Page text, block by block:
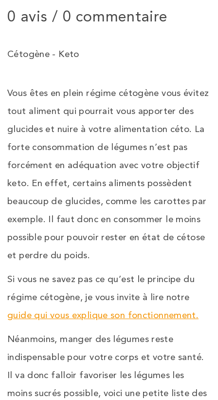
0 avis / 0 commentaire
Cétogène - Keto
Vous êtes en plein régime cétogène vous évitez
tout aliment qui pourrait vous apporter des
glucides et nuire à votre alimentation céto. La
forte consommation de légumes n’est pas
forcément en adéquation avec votre objectif
keto. En effet, certains aliments possèdent
beaucoup de glucides, comme les carottes par
exemple. Il faut donc en consommer le moins
possible pour pouvoir rester en état de cétose
et perdre du poids.
Si vous ne savez pas ce qu’est le principe du
régime cétogène, je vous invite à lire notre
guide qui vous explique son fonctionnement.
Néanmoins, manger des légumes reste
indispensable pour votre corps et votre santé.
Il va donc falloir favoriser les légumes les
moins sucrés possible, voici une petite liste des